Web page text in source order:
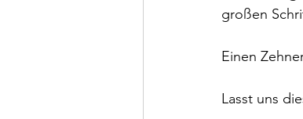
großen
Einen
Lasst uns